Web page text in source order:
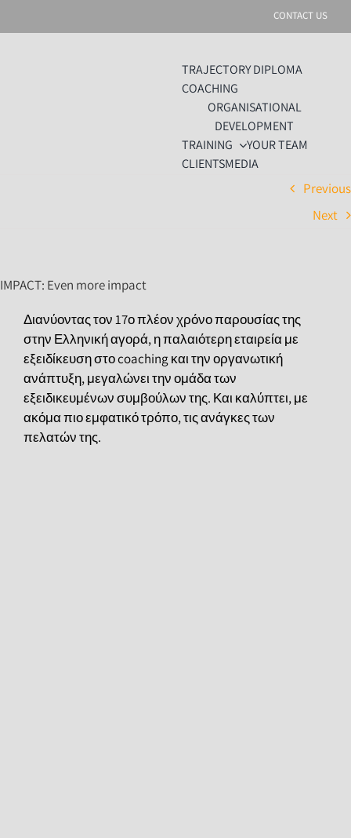
CONTACT US
TRAJECTORY DIPLOMA
COACHING
ORGANISATIONAL
DEVELOPMENT
TRAINING
YOUR TEAM
CLIENTSMEDIA
Previous
Next
IMPACT: Even more impact
Διανύοντας τον 17ο πλέον χρόνο παρουσίας της
στην Ελληνική αγορά, η παλαιότερη εταιρεία με
εξειδίκευση στο coaching και την οργανωτική
ανάπτυξη, μεγαλώνει την ομάδα των
εξειδικευμένων συμβούλων της. Και καλύπτει, με
ακόμα πιο εμφατικό τρόπο, τις ανάγκες των
πελατών της.